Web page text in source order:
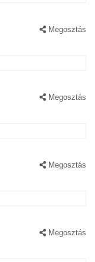
Megosztás
Megosztás
Megosztás
Megosztás